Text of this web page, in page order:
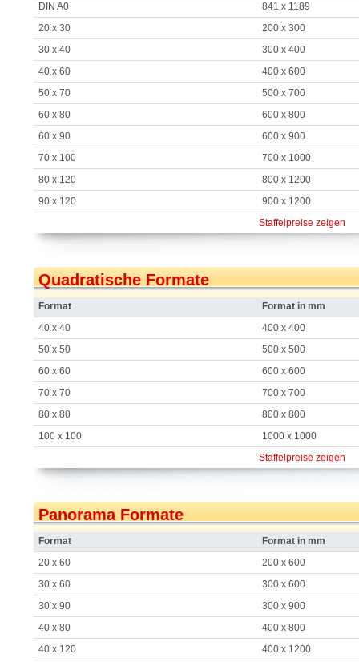
DIN A0
841 x 1189
20 x 30
200 x 300
30 x 40
300 x 400
40 x 60
400 x 600
50 x 70
500 x 700
60 x 80
600 x 800
60 x 90
600 x 900
70 x 100
700 x 1000
80 x 120
800 x 1200
90 x 120
900 x 1200
Staffelpreise zeigen
Quadratische Formate
Format
Format in mm
40 x 40
400 x 400
50 x 50
500 x 500
60 x 60
600 x 600
70 x 70
700 x 700
80 x 80
800 x 800
100 x 100
1000 x 1000
Staffelpreise zeigen
Panorama Formate
Format
Format in mm
20 x 60
200 x 600
30 x 60
300 x 600
30 x 90
300 x 900
40 x 80
400 x 800
40 x 120
400 x 1200